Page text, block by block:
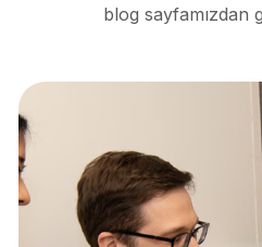
blog sayfamızdan